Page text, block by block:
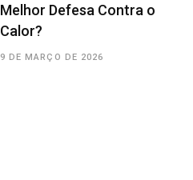
Melhor Defesa Contra o
Calor?
9 DE MARÇO DE 2026